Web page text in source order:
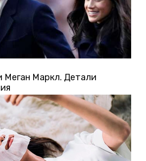
Меган Маркл. Детали